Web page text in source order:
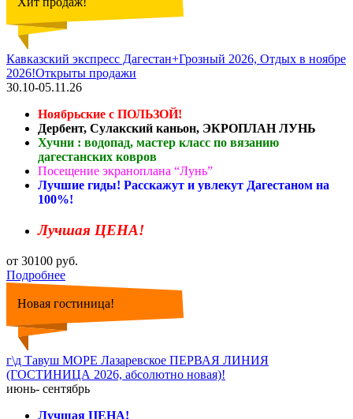
Кавказский экспресс Дагестан+Грозный 2026, Отдых в ноябре
2026!Открыты продажи
30.10-05.11.26
Ноябрьские с ПОЛЬЗОЙ!
Дербент, Сулакский каньон, ЭКРОПЛАН ЛУНЬ
Хучни : водопад, мастер класс по вязанию
дагестанских ковров
Посещение экраноплана “Лунь”
Лучшие гиды! Расскажут и увлекут Дагестаном на
100%!
Лучшая ЦЕНА!
от 30100 руб.
Подробнее
Новая гостиница!
г\д Тавуш МОРЕ Лазаревское ПЕРВАЯ ЛИНИЯ
(ГОСТИНИЦА 2026, абсолютно новая)!
июнь- сентябрь
Лучшая ЦЕНА!